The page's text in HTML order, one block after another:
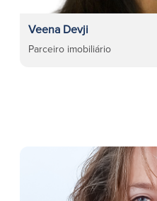
Veena Devji
Parceiro imobiliário